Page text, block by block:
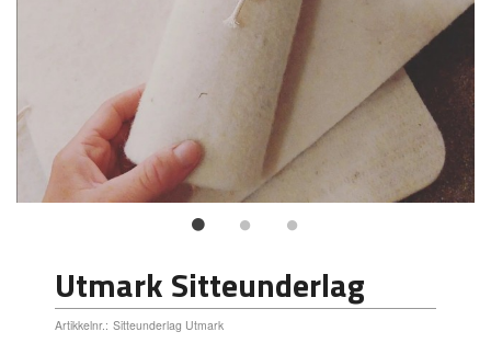
Utmark Sitteunderlag
Artikkelnr.: Sitteunderlag Utmark